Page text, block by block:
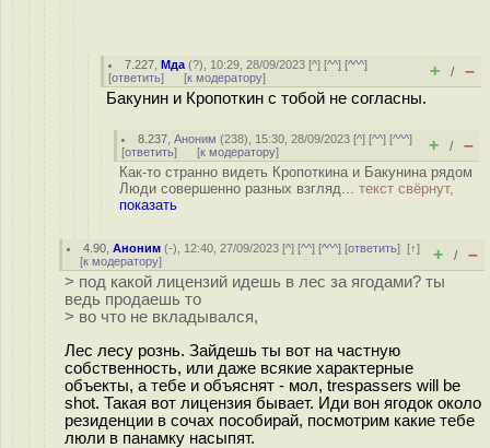
7.227 ,Мда (?), 10:29, 28/09/2023 [^] [^^] [^^^]
[ответить] [к модератору] + / –
Бакунин и Кропоткин с тобой не согласны.
8.237 ,Аноним (238), 15:30, 28/09/2023 [^] [^^] [^^^]
[ответить] [к модератору] + / –
Как-то странно видеть Кропоткина и Бакунина рядом
Люди совершенно разных взгляд... текст свёрнут,
показать
4.90 ,Аноним (-), 12:40, 27/09/2023 [^] [^^] [^^^] [ответить][↑]
[к модератору] + / –
> под какой лицензий идешь в лес за ягодами? ты
ведь продаешь то
> во что не вкладывался,
Лес лесу рознь. Зайдешь ты вот на частную
собственность, или даже всякие характерные
объекты, а тебе и объяснят - мол, trespassers will be
shot. Такая вот лицензия бывает. Иди вон ягодок около
резиденции в сочах пособирай, посмотрим какие тебе
люли в панамку насыпят.